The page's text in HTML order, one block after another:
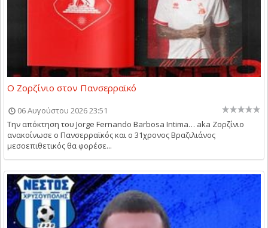
Ο Ζορζίνιο στον Πανσερραϊκό
06 Αυγούστου 2026 23:51
Την απόκτηση του Jorge Fernando Barbosa Intima… aka Ζορζίνιο
ανακοίνωσε ο Πανσερραϊκός και ο 31χρονος Βραζιλιάνος
μεσοεπιθετικός θα φορέσε...